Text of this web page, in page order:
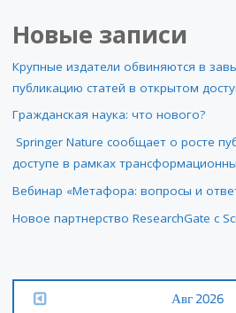
Новые записи
Крупные издатели обвиняются в
публикацию статей в открытом
Гражданская наука: что нового?
Springer Nature сообщает о росте
доступе в рамках
Вебинар «Метафора: вопросы и
Новое партнерство ResearchGate с
Авг 2026